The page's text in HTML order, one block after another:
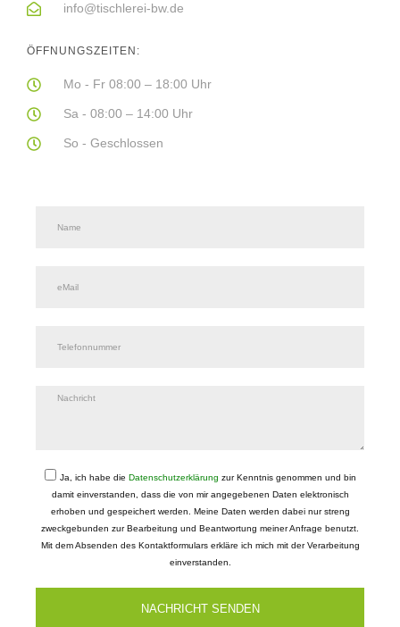
info@tischlerei-bw.de
ÖFFNUNGSZEITEN:
Mo - Fr 08:00 – 18:00 Uhr
Sa - 08:00 – 14:00 Uhr
So - Geschlossen
Ja, ich habe die Datenschutzerklärung zur Kenntnis genommen und bin
damit einverstanden, dass die von mir angegebenen Daten elektronisch
erhoben und gespeichert werden. Meine Daten werden dabei nur streng
zweckgebunden zur Bearbeitung und Beantwortung meiner Anfrage benutzt.
Mit dem Absenden des Kontaktformulars erkläre ich mich mit der Verarbeitung
einverstanden.
NACHRICHT SENDEN